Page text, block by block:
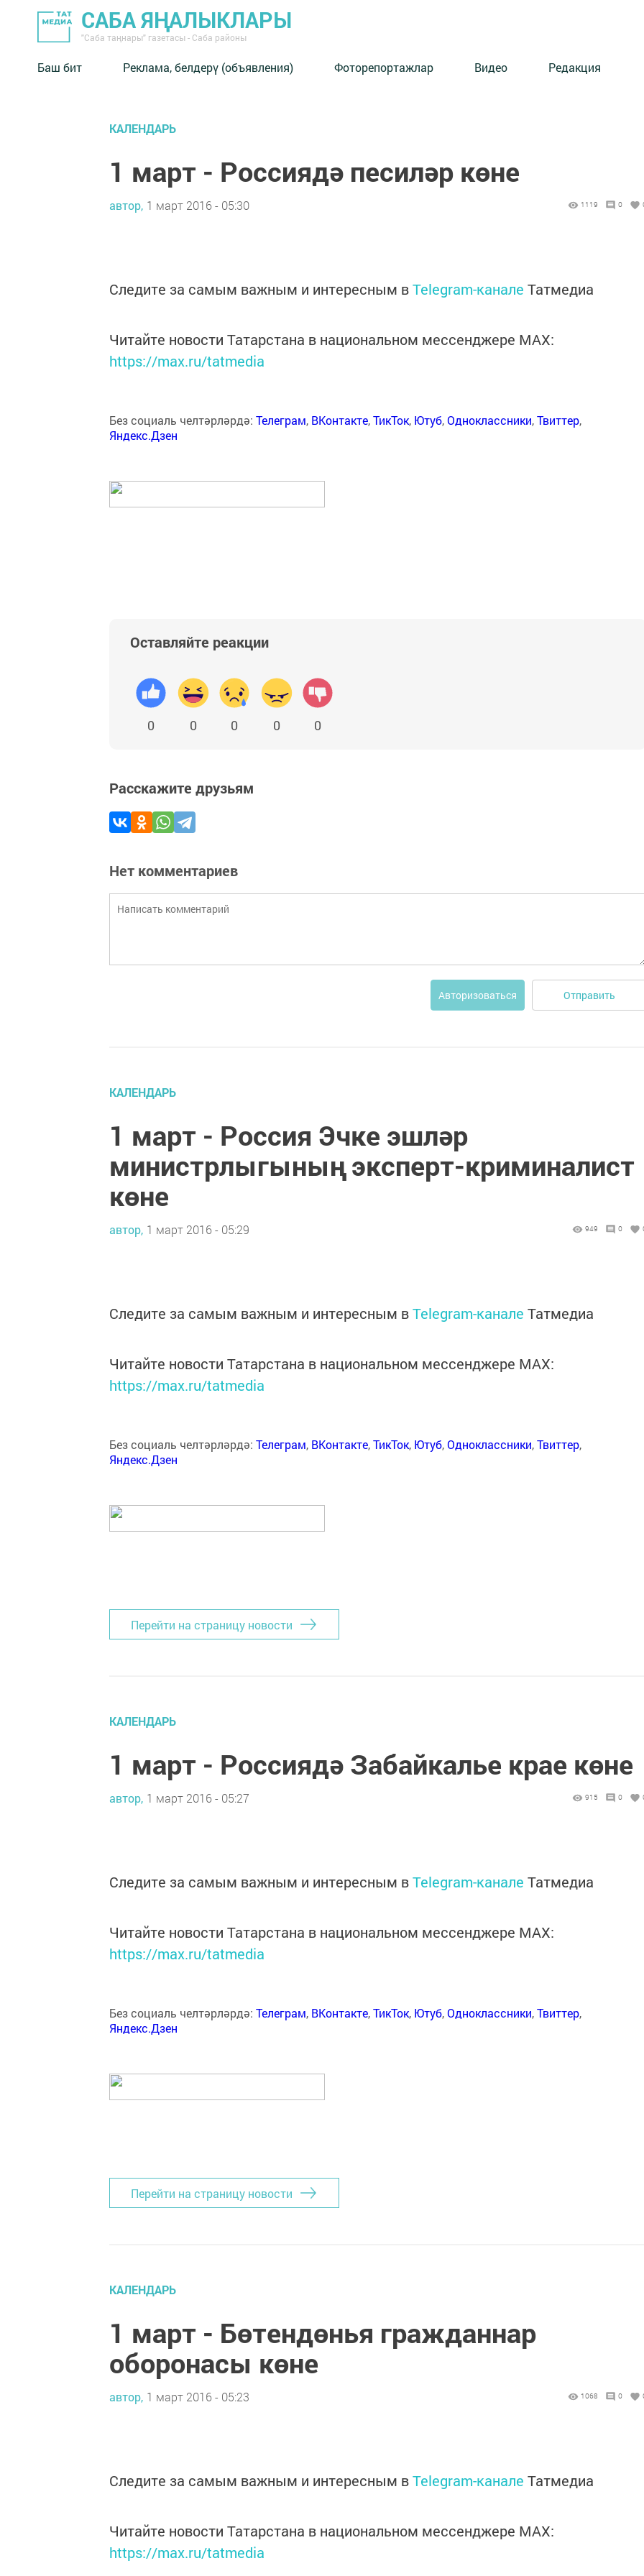
САБА ЯҢАЛЫКЛАРЫ
"Саба таңнары" газетасы - Саба районы
Баш бит Реклама, белдерү (объявления) Фоторепортажлар Видео Редакция
КАЛЕНДАРЬ
1 март - Россиядә песиләр көне
автор, 1 март 2016 - 05:30 1119 0
Следите за самым важным и интересным вTelegram-канале Татмедиа
Читайте новости Татарстана в национальном мессенджере MАХ:
https://max.ru/tatmedia
Без социаль челтәрләрдә: Телеграм, ВКонтакте,ТикТок, Ютуб,Одноклассники,Твиттер,
Яндекс.Дзен
Оставляйте реакции
0 0 0 0 0
Расскажите друзьям
Нет комментариев
Авторизоваться Отправить
КАЛЕНДАРЬ
1 март - Россия Эчке эшләр
министрлыгының эксперт-криминалист
көне
автор, 1 март 2016 - 05:29 949 0
Следите за самым важным и интересным вTelegram-канале Татмедиа
Читайте новости Татарстана в национальном мессенджере MАХ:
https://max.ru/tatmedia
Без социаль челтәрләрдә: Телеграм, ВКонтакте,ТикТок, Ютуб,Одноклассники,Твиттер,
Яндекс.Дзен
Перейти на страницу новости
КАЛЕНДАРЬ
1 март - Россиядә Забайкалье крае көне
автор, 1 март 2016 - 05:27 915 0
Следите за самым важным и интересным вTelegram-канале Татмедиа
Читайте новости Татарстана в национальном мессенджере MАХ:
https://max.ru/tatmedia
Без социаль челтәрләрдә: Телеграм, ВКонтакте,ТикТок, Ютуб,Одноклассники,Твиттер,
Яндекс.Дзен
Перейти на страницу новости
КАЛЕНДАРЬ
1 март - Бөтендөнья гражданнар
оборонасы көне
автор, 1 март 2016 - 05:23 1068 0
Следите за самым важным и интересным вTelegram-канале Татмедиа
Читайте новости Татарстана в национальном мессенджере MАХ:
https://max.ru/tatmedia